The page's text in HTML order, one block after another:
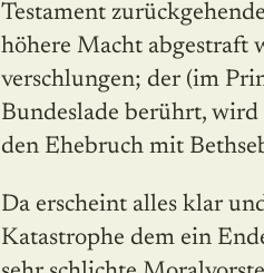
Testament
höhere Macht abgestraft
verschlungen; der (im
Bundeslade berührt,
den Ehebruch mit
Da erscheint alles klar
Katastrophe dem ein